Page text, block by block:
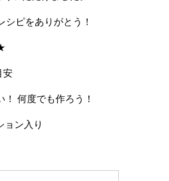
シピをありがとう！
安
何度でも作ろう！
ン入り